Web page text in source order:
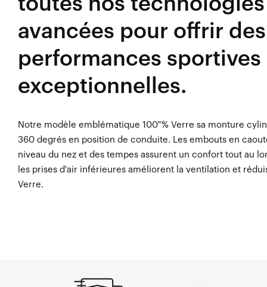
avancées pour offrir des
performances sportives
exceptionnelles.
Notre modèle emblématique 100 % Verre sa monture
360 degrés en position de conduite. Les embouts en
niveau du nez et des tempes assurent un confort tout au
les prises d'air inférieures améliorent la ventilation et
Verre.